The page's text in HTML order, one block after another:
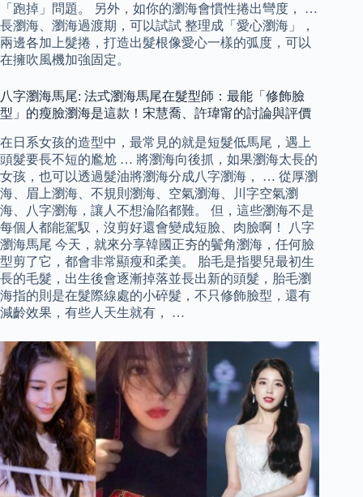
「跑掉」問題。 另外，如你的瀏海會慣性捲出彎度， …
長瀏海、瀏海過渡期，可以試試 整理成「愛心瀏海」，
兩邊各加上髮捲，打造出髮根像愛心一樣的弧度，可以
在擁吹風機加強固定。
八字瀏海馬尾: 法式瀏海馬尾在髮型師：最能「修飾臉
型」的瘦臉瀏海是這款！宋慧喬、許瑋甯的討論與評價
在日系女孩的造型中，最常見的就是短髮低馬尾，遇上
頭髮要長不短的尷尬 … 將瀏海向後抓，如果瀏海太長的
女孩，也可以透過髮油將瀏海分成八字瀏海， … 從厚瀏
海、眉上瀏海、不規則瀏海、空氣瀏海、川字空氣瀏
海、八字瀏海，讓人不想淪陷都難。 但，這些瀏海不是
每個人都能駕馭，沒剪好還會變成短臉、肉臉啊！ 八字
瀏海馬尾 今天，就來分享韓國正夯的鬢角瀏海，任何臉
型剪了它，都會非常顯瘦和柔美。 胎毛是指嬰兒最初生
長的毛髮，出生後會逐漸掉落並長出新的頭髮，胎毛瀏
海指的則是在髮際線處的小碎髮，不只修飾臉型，還有
減齡效果，有些人天生就有， …